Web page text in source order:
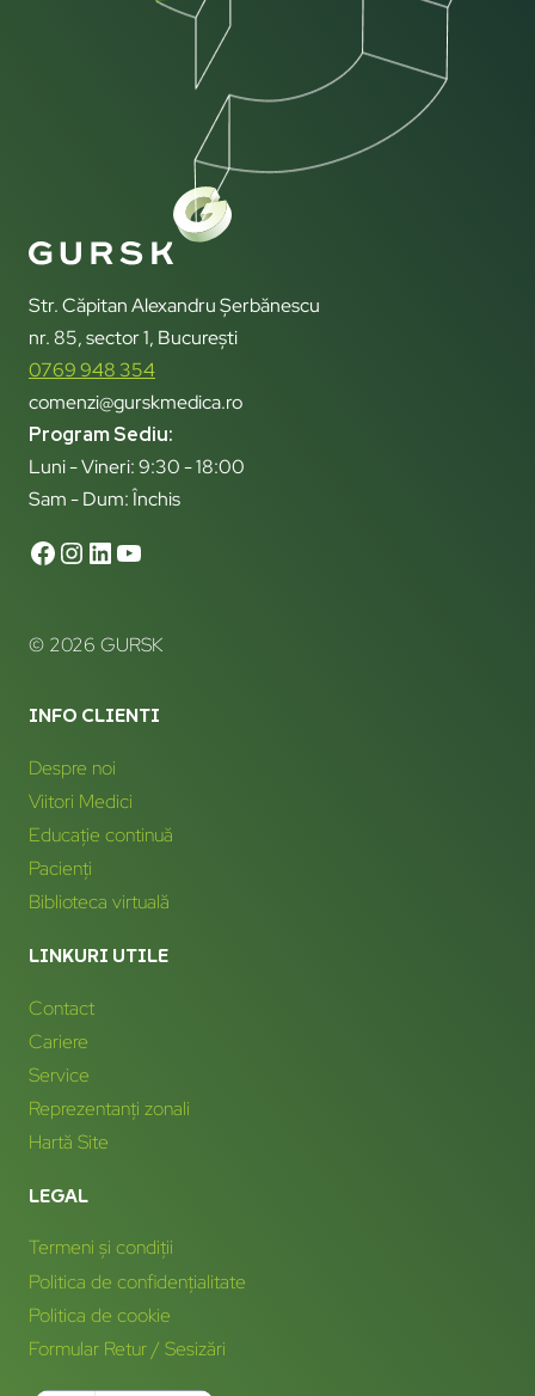
Str. Căpitan Alexandru Șerbănescu
nr. 85, sector 1, București
0769 948 354
comenzi@gurskmedica.ro
Program Sediu:
Luni - Vineri: 9:30 - 18:00
Sam - Dum: Închis
© 2026 GURSK
INFO CLIENTI
Despre noi
Viitori Medici
Educație continuă
Pacienți
Biblioteca virtuală
LINKURI UTILE
Contact
Cariere
Service
Reprezentanți zonali
Hartă Site
LEGAL
Termeni și condiții
Politica de confidențialitate
Politica de cookie
Formular Retur / Sesizări